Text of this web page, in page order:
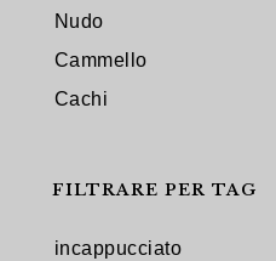
Nudo
Cammello
Cachi
FILTRARE PER TAG
incappucciato